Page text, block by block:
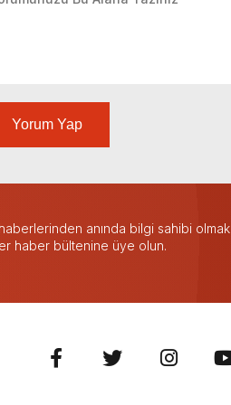
Yorum Yap
anında bilgi sahibi olmak
haber bültenine üye olun.